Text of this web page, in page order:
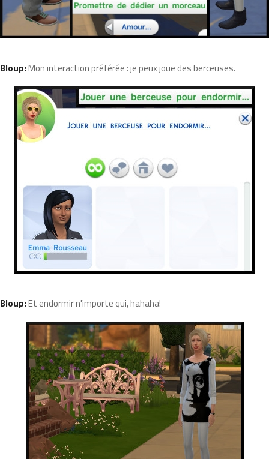
Bloup:Mon interaction préférée : je peux joue des berceuses.
Bloup:Et endormir n'importe qui, hahaha!